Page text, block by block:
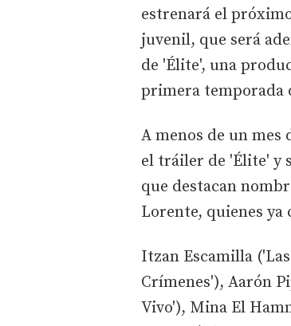
estrenará el
juvenil, que será
de 'Élite', una
primera temporada
A menos de un
el tráiler de 'Élite' y
que destacan
Lorente, quienes ya
Itzan Escamilla
Crímenes'), Aarón
Vivo'), Mina El